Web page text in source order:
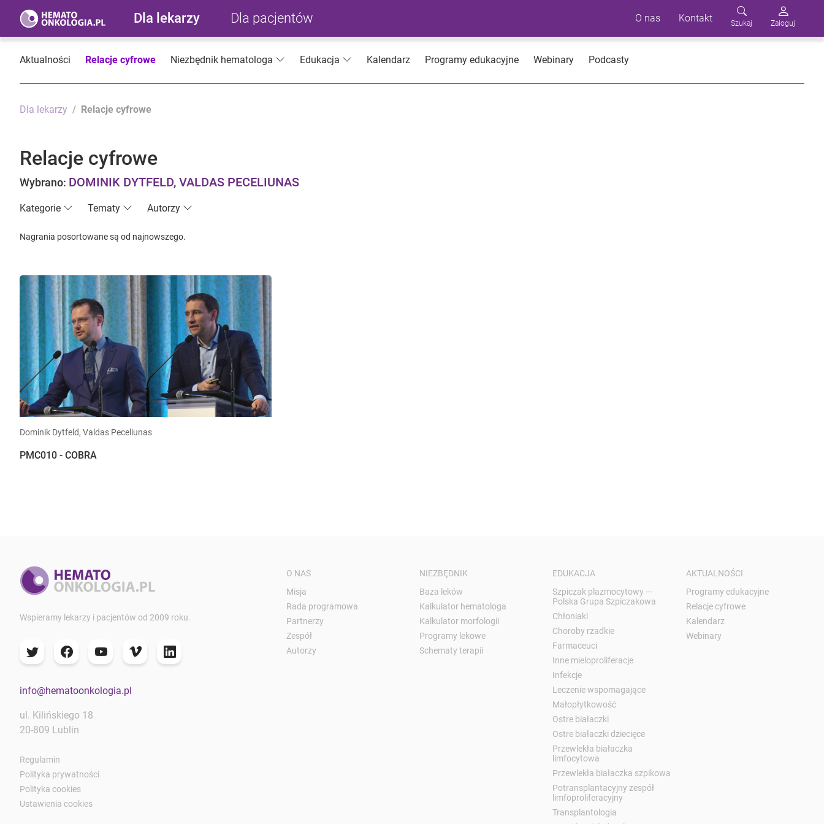
Dla lekarzy Dla pacjentów O nas Kontakt Szukaj Zaloguj
Aktualności Relacje cyfrowe Niezbędnik hematologa Edukacja Kalendarz Programy edukacyjne Webinary Podcasty
Dla lekarzy Relacje cyfrowe
Relacje cyfrowe
Wybrano: DOMINIK DYTFELD, VALDAS PECELIUNAS
Kategorie Tematy Autorzy
Nagrania posortowane są od najnowszego.
Dominik Dytfeld, Valdas Peceliunas
PMC010 - COBRA
Wspieramy lekarzy i pacjentów od 2009 roku.
info@hematoonkologia.pl
ul. Kilińskiego 18
20-809 Lublin
Regulamin
Polityka prywatności
Polityka cookies
Ustawienia cookies
O NAS
Misja
Rada programowa
Partnerzy
Zespół
Autorzy
NIEZBĘDNIK
Baza leków
Kalkulator hematologa
Kalkulator morfologii
Programy lekowe
Schematy terapii
EDUKACJA
Szpiczak plazmocytowy —
Polska Grupa Szpiczakowa
Chłoniaki
Choroby rzadkie
Farmaceuci
Inne mieloproliferacje
Infekcje
Leczenie wspomagające
Małopłytkowość
Ostre białaczki
Ostre białaczki dziecięce
Przewlekła białaczka
limfocytowa
Przewlekła białaczka szpikowa
Potransplantacyjny zespół
limfoproliferacyjny
Transplantologia
AKTUALNOŚCI
Programy edukacyjne
Relacje cyfrowe
Kalendarz
Webinary